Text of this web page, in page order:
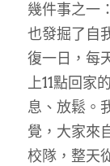
幾件事之一
也發掘了自
復一日，每
上11點回
息、放鬆。
覺，大家來
校隊，整天